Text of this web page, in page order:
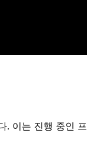
이는 진행 중인